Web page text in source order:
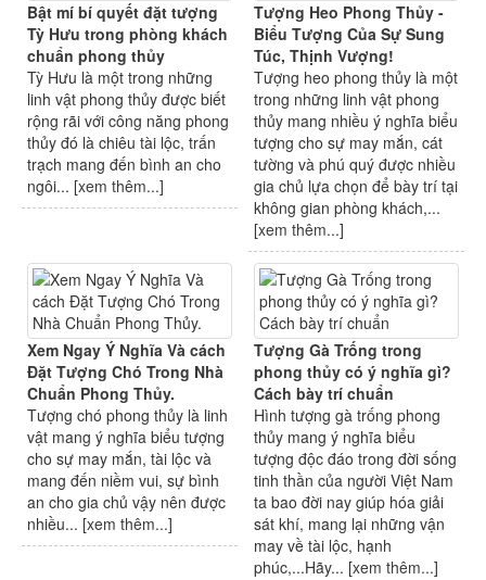
Bật mí bí quyết đặt tượng
Tỳ Hưu trong phòng khách
chuẩn phong thủy
Tỳ Hưu là một trong những
linh vật phong thủy được biết
rộng rãi với công năng phong
thủy đó là chiêu tài lộc, trấn
trạch mang đến bình an cho
ngôi... [xem thêm...]
Tượng Heo Phong Thủy -
Biểu Tượng Của Sự Sung
Túc, Thịnh Vượng!
Tượng heo phong thủy là một
trong những linh vật phong
thủy mang nhiều ý nghĩa biểu
tượng cho sự may mắn, cát
tường và phú quý được nhiều
gia chủ lựa chọn để bày trí tại
không gian phòng khách,...
[xem thêm...]
Xem Ngay Ý Nghĩa Và cách
Đặt Tượng Chó Trong Nhà
Chuẩn Phong Thủy.
Tượng chó phong thủy là linh
vật mang ý nghĩa biểu tượng
cho sự may mắn, tài lộc và
mang đến niềm vui, sự bình
an cho gia chủ vậy nên được
nhiều... [xem thêm...]
Tượng Gà Trống trong
phong thủy có ý nghĩa gì?
Cách bày trí chuẩn
Hình tượng gà trống phong
thủy mang ý nghĩa biểu
tượng độc đáo trong đời sống
tinh thần của người Việt Nam
ta bao đời nay giúp hóa giải
sát khí, mang lại những vận
may về tài lộc, hạnh
phúc,...Hãy... [xem thêm...]